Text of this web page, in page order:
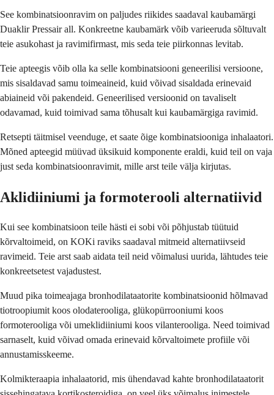
See kombinatsioonravim on paljudes riikides saadaval kaubamärgi
Duaklir Pressair all. Konkreetne kaubamärk võib varieeruda sõltuvalt
teie asukohast ja ravimifirmast, mis seda teie piirkonnas levitab.
Teie apteegis võib olla ka selle kombinatsiooni geneerilisi versioone,
mis sisaldavad samu toimeaineid, kuid võivad sisaldada erinevaid
abiaineid või pakendeid. Geneerilised versioonid on tavaliselt
odavamad, kuid toimivad sama tõhusalt kui kaubamärgiga ravimid.
Retsepti täitmisel veenduge, et saate õige kombinatsiooniga inhalaatori.
Mõned apteegid müüvad üksikuid komponente eraldi, kuid teil on vaja
just seda kombinatsioonravimit, mille arst teile välja kirjutas.
Aklidiiniumi ja formoterooli alternatiivid
Kui see kombinatsioon teile hästi ei sobi või põhjustab tüütuid
kõrvaltoimeid, on KOKi raviks saadaval mitmeid alternatiivseid
ravimeid. Teie arst saab aidata teil neid võimalusi uurida, lähtudes teie
konkreetsetest vajadustest.
Muud pika toimeajaga bronhodilataatorite kombinatsioonid hõlmavad
tiotroopiumit koos olodaterooliga, glükopürrooniumi koos
formoterooliga või umeklidiiniumi koos vilanterooliga. Need toimivad
sarnaselt, kuid võivad omada erinevaid kõrvaltoimete profiile või
annustamisskeeme.
Kolmikteraapia inhalaatorid, mis ühendavad kahte bronhodilataatorit